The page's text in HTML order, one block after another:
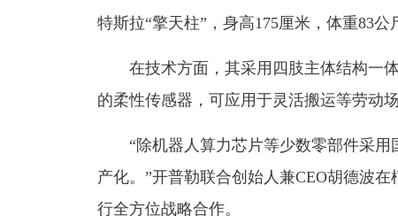
特斯拉“擎天柱”，身高175厘米，体重83公
在技术方面，其采用四肢主体结构一体
的柔性传感器，可应用于灵活搬运等劳动
“除机器人算力芯片等少数零部件采用
产化。”开普勒联合创始人兼CEO胡德波
行全方位战略合作。